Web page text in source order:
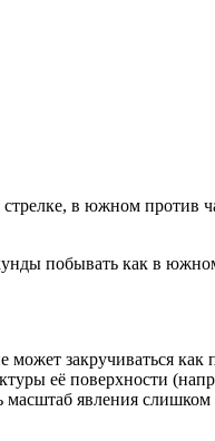
в южном против
побывать как в
закручиваться как
её поверхности
явления